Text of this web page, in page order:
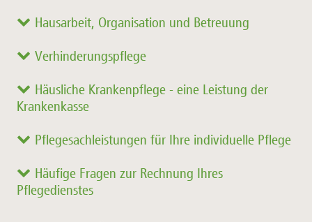
Hausarbeit, Organisation und Betreuung
Verhinderungspflege
Häusliche Krankenpflege - eine Leistung der
Krankenkasse
Pflegesachleistungen für Ihre individuelle Pflege
Häufige Fragen zur Rechnung Ihres
Pflegedienstes